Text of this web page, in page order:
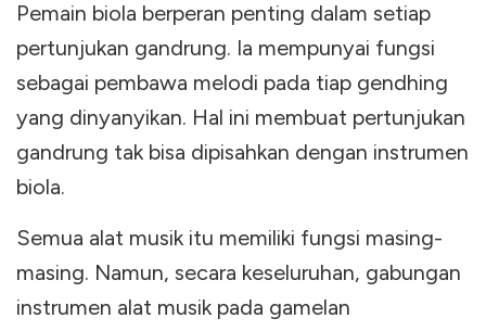
Pemain biola berperan penting dalam setiap
pertunjukan gandrung. Ia mempunyai fungsi
sebagai pembawa melodi pada tiap gendhing
yang dinyanyikan. Hal ini membuat pertunjukan
gandrung tak bisa dipisahkan dengan instrumen
biola.
Semua alat musik itu memiliki fungsi masing-
masing. Namun, secara keseluruhan, gabungan
instrumen alat musik pada gamelan